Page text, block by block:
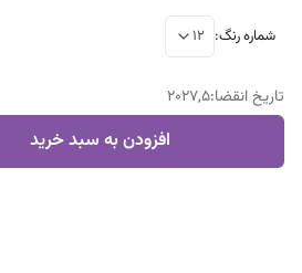
شماره رنگ:
12
تاریخ انقضا:
2027,5
افزودن به سبد خرید